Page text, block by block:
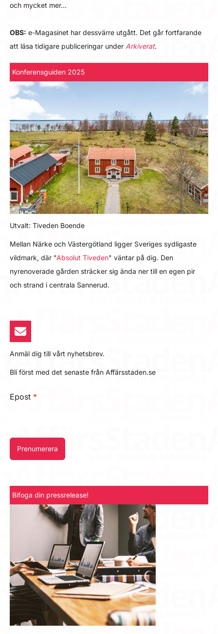
och mycket mer…
OBS: e-Magasinet har dessvärre utgått. Det går fortfarande
att läsa tidigare publiceringar under Arkiverat.
Konferensguiden 2025
Utvalt: Tiveden Boende
Mellan Närke och Västergötland ligger Sveriges sydligaste
vildmark, där "Absolut Tiveden" väntar på dig. Den
nyrenoverade gården sträcker sig ända ner till en egen pir
och strand i centrala Sannerud.
Anmäl dig till vårt nyhetsbrev.
Bli först med det senaste från Affärsstaden.se
Epost *
Prenumerera
Bifoga din pressrelease!